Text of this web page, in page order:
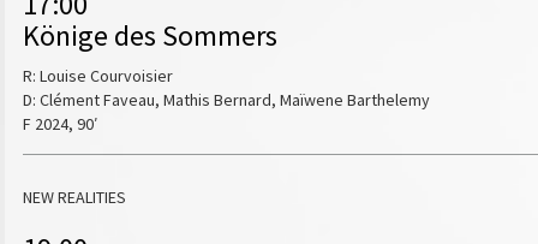
Könige des Sommers
R: Louise Courvoisier
D: Clément Faveau, Mathis Bernard, Maïwene Barthelemy
F 2024, 90′
NEW REALITIES